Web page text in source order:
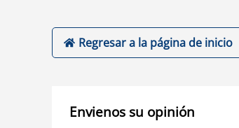
Regresar a la página de inicio
Envienos su opinión